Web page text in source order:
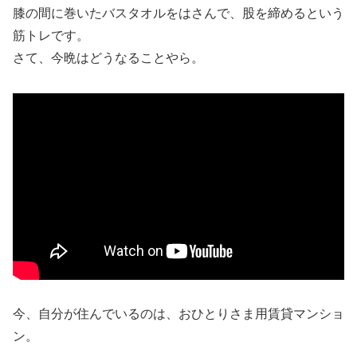
膝の間に巻いたバスタオルをはさんで、股を締めるという
筋トレです。
さて、今晩はどうなることやら。
今、自分が住んでいるのは、おひとりさま用賃貸マンショ
ン。